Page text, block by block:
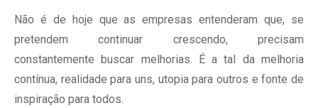
Não é de hoje que as empresas entenderam que, se
pretendem continuar crescendo, precisam
constantemente buscar melhorias. É a tal da melhoria
contínua, realidade para uns, utopia para outros e fonte de
inspiração para todos.